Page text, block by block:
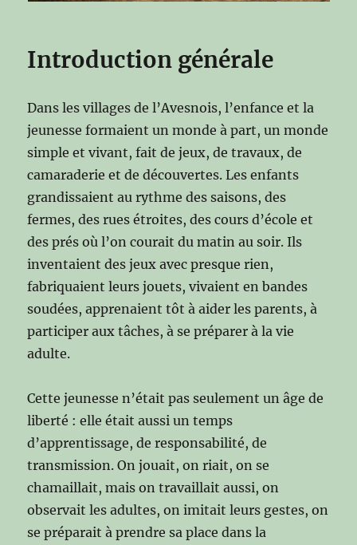
Introduction générale
Dans les villages de l’Avesnois, l’enfance et la
jeunesse formaient un monde à part, un monde
simple et vivant, fait de jeux, de travaux, de
camaraderie et de découvertes. Les enfants
grandissaient au rythme des saisons, des
fermes, des rues étroites, des cours d’école et
des prés où l’on courait du matin au soir. Ils
inventaient des jeux avec presque rien,
fabriquaient leurs jouets, vivaient en bandes
soudées, apprenaient tôt à aider les parents, à
participer aux tâches, à se préparer à la vie
adulte.
Cette jeunesse n’était pas seulement un âge de
liberté : elle était aussi un temps
d’apprentissage, de responsabilité, de
transmission. On jouait, on riait, on se
chamaillait, mais on travaillait aussi, on
observait les adultes, on imitait leurs gestes, on
se préparait à prendre sa place dans la